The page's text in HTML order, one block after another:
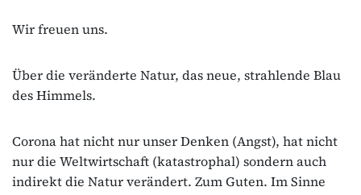
Wir freuen uns.
Über die veränderte Natur, das neue, strahlende Blau
des Himmels.
Corona hat nicht nur unser Denken (Angst), hat nicht
nur die Weltwirtschaft (katastrophal) sondern auch
indirekt die Natur verändert. Zum Guten. Im Sinne